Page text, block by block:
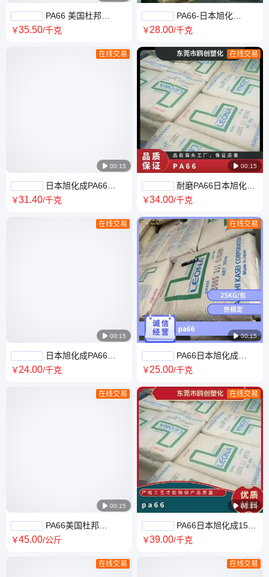
PA66 美国杜邦
10B40HS1热稳定 40%矿物增
￥35.50/千克
 00:15
在线交易
日本旭化成PA66
13G25耐疲劳 抗蠕变 高刚性
￥31.40/千克
 00:15
在线交易
日本旭化成PA66
FR370-NC耐高温 工程塑料 连
￥24.00/千克
 00:15
在线交易
PA66美国杜邦
HTNFR52G30NH GY101耐高
￥45.00/公斤
在线交易
PA66-日本旭化
成-90G50-50%玻纤 高刚度 高
￥28.00/千克
 00:15
在线交易
耐磨PA66日本旭化成
CR302开关面板 绝缘材料 电气
￥34.00/千克
 00:15
在线交易
PA66日本旭化成
WG720-AWY2133 注塑级 高流
￥25.00/千克
 00:15
在线交易
PA66日本旭化成1500
机械强度好中等粘度热稳定抗
￥39.00/千克
在线交易